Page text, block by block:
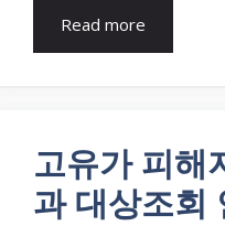
Read more
고유가 피해
과 대상조회